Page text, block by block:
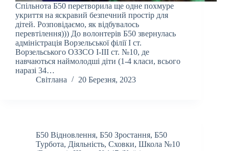
Спільнота Б50 перетворила ще одне похмуре
укриття на яскравий безпечний простір для
дітей. Розповідаємо, як відбувалось
перевтілення))) До волонтерів Б50 звернулась
адміністрація Ворзельської філії І ст.
Ворзельського ОЗЗСО І-ІІІ ст. №10, де
навчаються наймолодші діти (1-4 класи, всього
наразі 34…
Світлана
20 Березня, 2023
Б50 Відновлення, Б50 Зростання, Б50
Турбота, Діяльність, Сховки, Школа №10